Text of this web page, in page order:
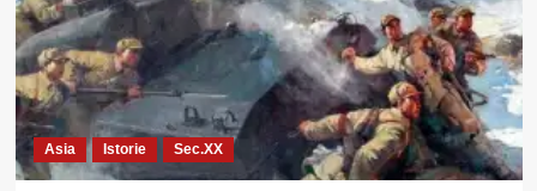
Asia Istorie Sec.XX